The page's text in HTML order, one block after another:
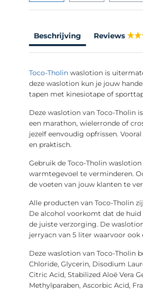
Beschrijving Reviews
Toco-Tholin waslotion is
deze waslotion kun je jouw
tapen met kinesiotape of
Deze waslotion van Toco-Tholin
een marathon, wielerronde of
jezelf eenvoudig opfrissen.
en praktisch.
Gebruik de Toco-Tholin
warmtegevoel te verminderen.
de voeten van jouw klanten te
Alle producten van Toco-Tholin
De alcohol voorkomt dat de huid
de juiste verzorging. De
jerryacn van 5 liter waarvoor
Deze waslotion van Toco-Tholin
Chloride, Glycerin, Disodium
Citric Acid, Stabilized Aloë Vera
Methylparaben, Ascorbic Acid,